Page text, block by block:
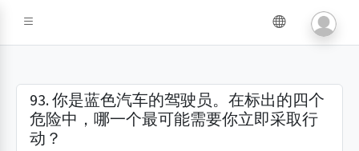
93. 你是蓝色汽车的驾驶员。在标出的四个
危险中，哪一个最可能需要你立即采取行
动？